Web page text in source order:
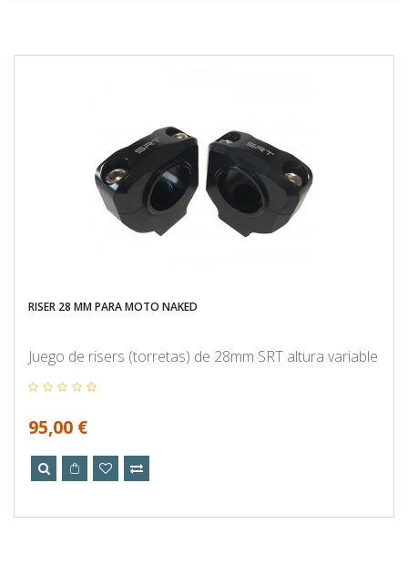
RISER 28 MM PARA MOTO NAKED
Juego de risers (torretas) de 28mm SRT altura variable
95,00 €